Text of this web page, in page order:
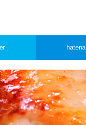
hatena